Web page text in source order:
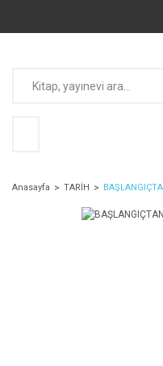
Anasayfa TARİH